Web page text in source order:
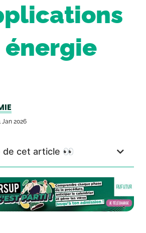
énergie
Jan 2026
de cet article 👀